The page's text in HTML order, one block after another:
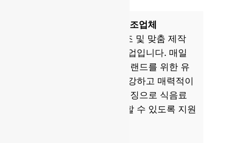
ISO 9001 인증 유리병 제조업체
GlassRock은 유리병 제조 및 맞춤 제작
분야의 세계적인 전문 기업입니다. 매일
글로벌 및 현지 파트너 브랜드를 위한 유
리 패키징을 생산하여 건강하고 매력적이
며 지속 가능한 유리 패키징으로 식음료
제품을 포장하고 상품화할 수 있도록 지원